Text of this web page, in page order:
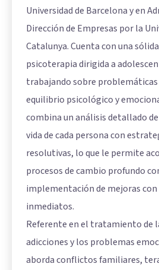
Universidad de Barcelona y en
Dirección de Empresas por la
Catalunya. Cuenta con una
psicoterapia dirigida a
trabajando sobre problemáticas
equilibrio psicológico y
combina un análisis detallado
vida de cada persona con
resolutivas, lo que le permite
procesos de cambio profundo
implementación de mejoras
inmediatos.
Referente en el tratamiento de
adicciones y los problemas
aborda conflictos familiares,